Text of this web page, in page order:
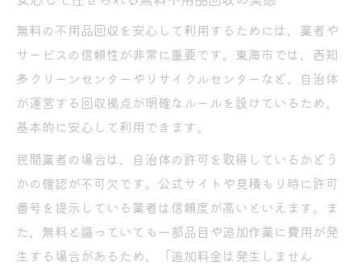
無料の不用品回収を安心して利用するためには、業者や
サービスの信頼性が非常に重要です。東海市では、西知
多クリーンセンターやリサイクルセンターなど、自治体
が運営する回収拠点が明確なルールを設けているため、
基本的に安心して利用できます。
民間業者の場合は、自治体の許可を取得しているかどう
かの確認が不可欠です。公式サイトや見積もり時に許可
番号を提示している業者は信頼度が高いといえます。ま
た、無料と謳っていても一部品目や追加作業に費用が発
生する場合があるため、「追加料金は発生しません